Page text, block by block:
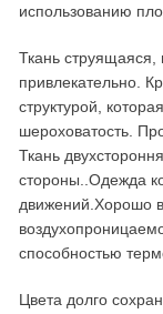
использованию
Ткань струящаяся,
привлекательно.
структурой,
шероховатость.
Ткань
стороны..Одежда
движений.Хорошо
способностью
Цвета долго